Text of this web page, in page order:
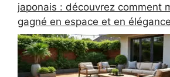
japonais : découvrez comment
gagné en espace et en élégance